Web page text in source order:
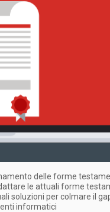
delle forme
le attuali forme
soluzioni per colmare il
informatici